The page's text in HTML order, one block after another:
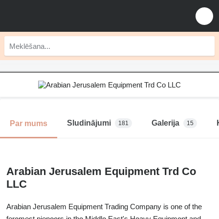
Par mums Sludinājumi 181 Galerija 15
Arabian Jerusalem Equipment Trd Co
LLC
Arabian Jerusalem Equipment Trading Company is one of the